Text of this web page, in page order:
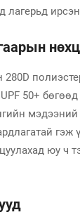
лагерьд
50+
юу